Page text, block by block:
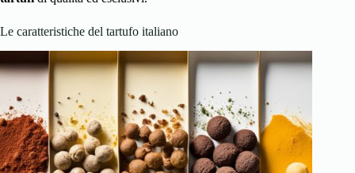
Le caratteristiche del tartufo italiano